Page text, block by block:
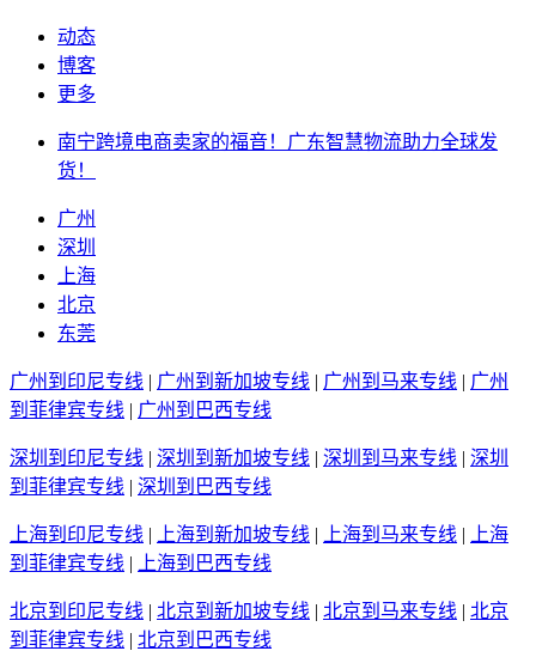
动态
博客
更多
南宁跨境电商卖家的福音！广东智慧物流助力全球发
货！
广州
深圳
上海
北京
东莞
广州到印尼专线 | 广州到新加坡专线 | 广州到马来专线 | 广州
到菲律宾专线 | 广州到巴西专线
深圳到印尼专线 | 深圳到新加坡专线 | 深圳到马来专线 | 深圳
到菲律宾专线 | 深圳到巴西专线
上海到印尼专线 | 上海到新加坡专线 | 上海到马来专线 |
上海
到菲律宾专线 | 上海到巴西专线
北京到印尼专线 | 北京到新加坡专线 | 北京到马来专线 | 北京
到菲律宾专线 | 北京到巴西专线